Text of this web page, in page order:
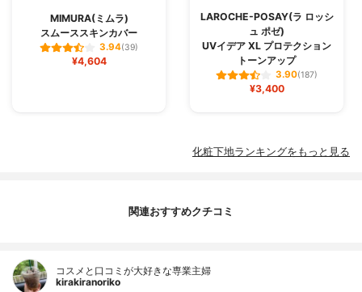
MIMURA(ミムラ)
スムーススキンカバー
3.94(39)
¥4,604
LAROCHE-POSAY(ラ ロッシ
ュ ポゼ)
UVイデア XL プロテクション
トーンアップ
3.90(187)
¥3,400
化粧下地ランキングをもっと見る
関連おすすめクチコミ
コスメと口コミが大好きな専業主婦
kirakiranoriko